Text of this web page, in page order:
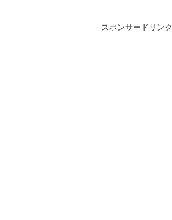
スポンサードリンク